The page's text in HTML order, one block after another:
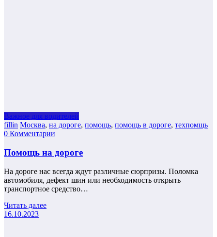
Важное для водителей
fillin Москва, на дороге, помощь, помощь в дороге, техпомщь
0 Комментарии
Помощь на дороге
На дороге нас всегда ждут различные сюрпризы. Поломка
автомобиля, дефект шин или необходимость открыть
транспортное средство…
Читать далее
16.10.2023